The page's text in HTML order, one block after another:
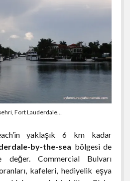
Fort Lauderdale…
yaklaşık 6 km kadar
by-the-sea bölgesi de
değer. Commercial Bulvarı
kafeleri, hediyelik eşya